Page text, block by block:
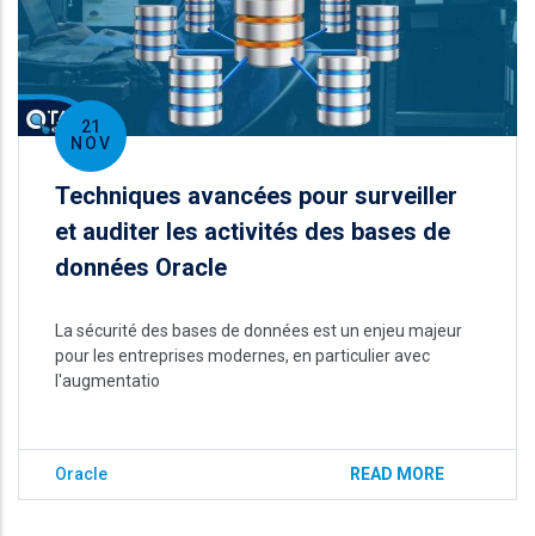
21
NOV
Techniques avancées pour surveiller
et auditer les activités des bases de
données Oracle
La sécurité des bases de données est un enjeu majeur
pour les entreprises modernes, en particulier avec
l'augmentatio
Oracle READ MORE